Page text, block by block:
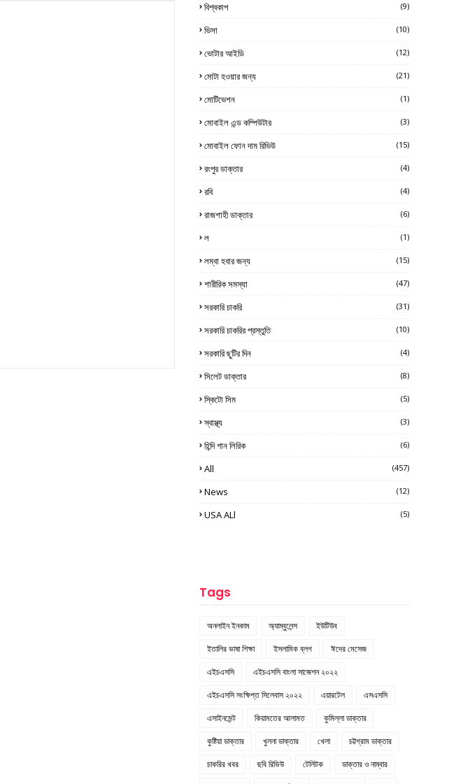
বিশ্বকাপ (9)
ভিসা (10)
ভোটার আইডি (12)
মোটা হওয়ার জন্য (21)
মোটিভেশন (1)
মোবাইল এন্ড কম্পিউটার (3)
মোবাইল ফোন দাম রিভিউ (15)
রংপুর ডাক্তার (4)
রবি (4)
রাজশাহী ডাক্তার (6)
ল (1)
লম্বা হবার জন্য (15)
শারীরিক সমস্যা (47)
সরকারি চাকরি (31)
সরকারি চাকরির প্রস্তুতি (10)
সরকারি ছুটির দিন (4)
সিলেট ডাক্তার (8)
স্কিটো সিম (5)
স্বাস্থ্য (3)
হিন্দি গান লিরিক (6)
All (457)
News (12)
USA ALl (5)
Tags
অনলাইন ইনকাম অ্যাম্বুলেন্স
ইউটিউব
ইতালির ভাষা শিক্ষা
ইসলামিক ব্লগ
ঈদের মেসেজ
এইচএসসি
এইচএসসি বাংলা সাজেশন ২০২২
এইচএসসি সংক্ষিপ্ত সিলেবাস ২০২২
এয়ারটেল
এসএসসি
এসাইনমেন্ট
কিয়ামতের আলামত
কুমিল্লা ডাক্তার
কুষ্টিয়া ডাক্তার
খুলনা ডাক্তার খেলা
চট্টগ্রাম ডাক্তার
চাকরির খবর
ছবি রিভিউ টেলিটক
ডাক্তার ও নাম্বার